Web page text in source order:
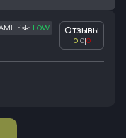
risk: LOW Отзывы
0|0|0